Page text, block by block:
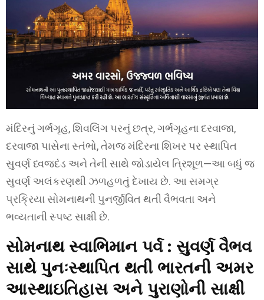
મંદિરનું ગર્ભગૃહ, શિવલિંગ પરનું છત્ર, ગર્ભગૃહના દરવાજા,
દરવાજા પાસેના સ્તંભો, તેમજ મંદિરના શિખર પર સ્થાપિત
સુવર્ણ ધ્વજદંડ અને તેની સાથે જોડાયેલ ત્રિશૂળ—આ બધું જ
સુવર્ણ અલંકરણથી ઝળહળતું દેખાય છે. આ સમગ્ર
પ્રક્રિયા સોમનાથની પુનર્જીવિત થતી વૈભવતા અને
ભવ્યતાની સ્પષ્ટ સાક્ષી છે.
સોમનાથ સ્વાભિમાન પર્વ : સુવર્ણ વૈભવ
સાથે પુનઃસ્થાપિત થતી ભારતની અમર
આસ્થાઇતિહાસ અને પુરાણોની સાક્ષી